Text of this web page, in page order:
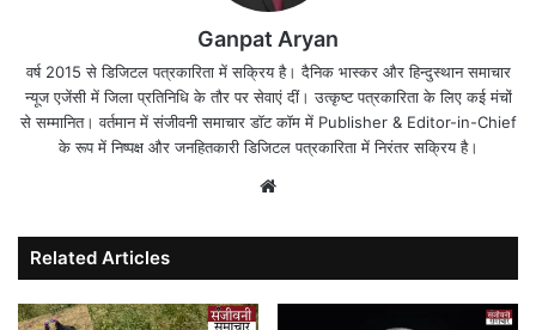
Ganpat Aryan
वर्ष 2015 से डिजिटल पत्रकारिता में सक्रिय है। दैनिक भास्कर और हिन्दुस्थान समाचार
न्यूज एजेंसी में जिला प्रतिनिधि के तौर पर सेवाएं दीं। उत्कृष्ट पत्रकारिता के लिए कई मंचों
से सम्मानित। वर्तमान में संजीवनी समाचार डॉट कॉम में Publisher & Editor-in-Chief
के रूप में निष्पक्ष और जनहितकारी डिजिटल पत्रकारिता में निरंतर सक्रिय है।
Related Articles